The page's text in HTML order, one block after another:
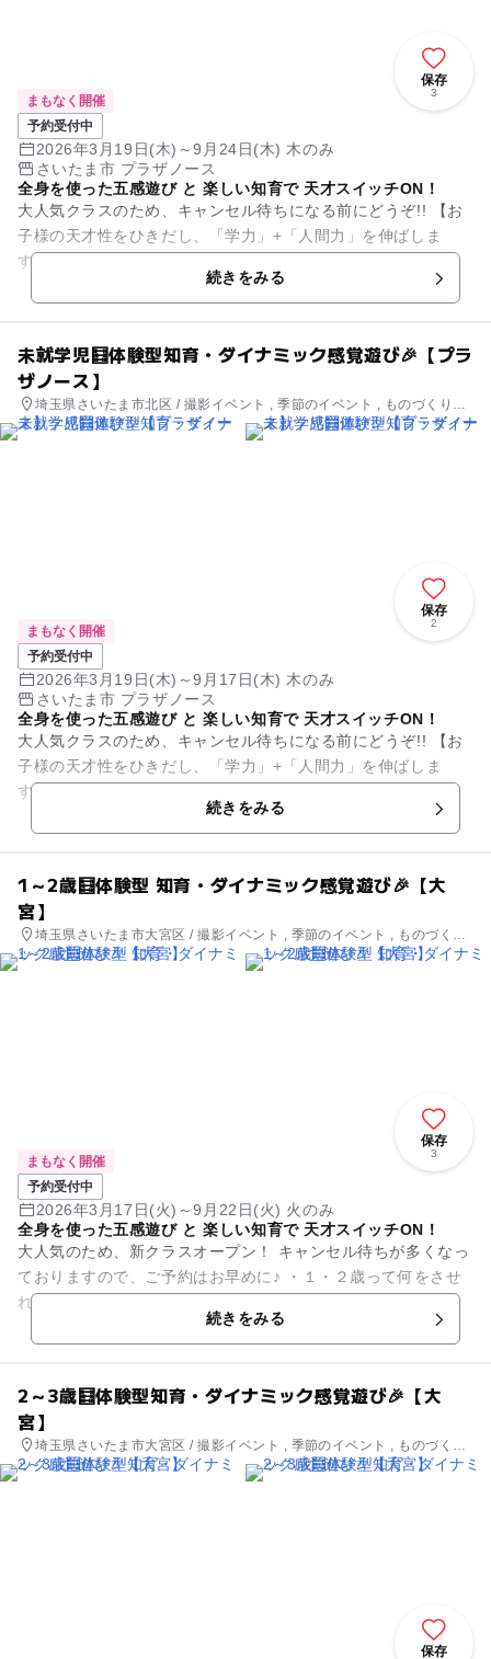
保存
3
まもなく開催
予約受付中
2026年3月19日(木)～9月24日(木) 木のみ
さいたま市 プラザノース
全身を使った五感遊び と 楽しい知育で 天才スイッチON！
大人気クラスのため、キャンセル待ちになる前にどうぞ!! 【お
子様の天才性をひきだし、「学力」+「人間力」を伸ばしま
す！】 ●園や他の習い事では体験できない、実験アクティビテ
続きをみる
未就学児🧮体験型知育・ダイナミック感覚遊び🎉【プラ
ザノース】
埼玉県さいたま市北区 / 撮影イベント , 季節のイベント , ものづくり・
学び体験
保存
2
まもなく開催
予約受付中
2026年3月19日(木)～9月17日(木) 木のみ
さいたま市 プラザノース
全身を使った五感遊び と 楽しい知育で 天才スイッチON！
大人気クラスのため、キャンセル待ちになる前にどうぞ!! 【お
子様の天才性をひきだし、「学力」+「人間力」を伸ばしま
す！】 ●園や他の習い事では体験できない、実験アクティビテ
続きをみる
1～2歳🧮体験型 知育・ダイナミック感覚遊び🎉【大
宮】
埼玉県さいたま市大宮区 / 撮影イベント , 季節のイベント , ものづく
り・学び体験 , 街なかイベント
保存
3
まもなく開催
予約受付中
2026年3月17日(火)～9月22日(火) 火のみ
全身を使った五感遊び と 楽しい知育で 天才スイッチON！
大人気のため、新クラスオープン！ キャンセル待ちが多くなっ
ておりますので、ご予約はお早めに♪ ・１・２歳って何をさせ
ればいいのか わからない ・こどもの才能を のばしてあげた
続きをみる
2～3歳🧮体験型知育・ダイナミック感覚遊び🎉【大
宮】
埼玉県さいたま市大宮区 / 撮影イベント , 季節のイベント , ものづく
り・学び体験 , 街なかイベント
保存